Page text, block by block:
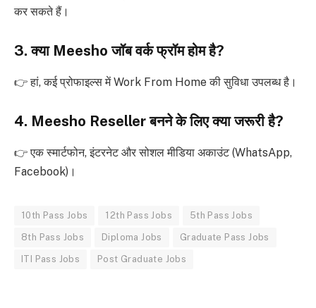
कर सकते हैं।
3. क्या Meesho जॉब वर्क फ्रॉम होम है?
👉 हां, कई प्रोफाइल्स में Work From Home की सुविधा उपलब्ध है।
4. Meesho Reseller बनने के लिए क्या जरूरी है?
👉 एक स्मार्टफोन, इंटरनेट और सोशल मीडिया अकाउंट (WhatsApp,
Facebook)।
10th Pass Jobs 12th Pass Jobs 5th Pass Jobs
8th Pass Jobs Diploma Jobs Graduate Pass Jobs
ITI Pass Jobs Post Graduate Jobs